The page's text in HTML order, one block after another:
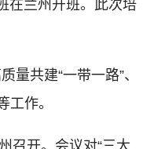
兰州开班。此次培
共建“一带一路”、
作。
开。会议对“三大